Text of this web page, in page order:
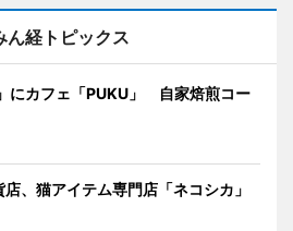
ん経トピックス
にカフェ「PUKU」 自家焙煎コー
、猫アイテム専門店「ネコシカ」